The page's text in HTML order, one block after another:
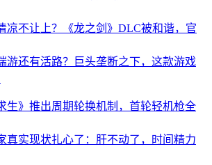
凉不让上？《龙之剑》DLC被和谐，官
游还有活路？巨头垄断之下，这款游戏
生》推出周期轮换机制，首轮轻机枪全
真实现状扎心了：肝不动了，时间精力